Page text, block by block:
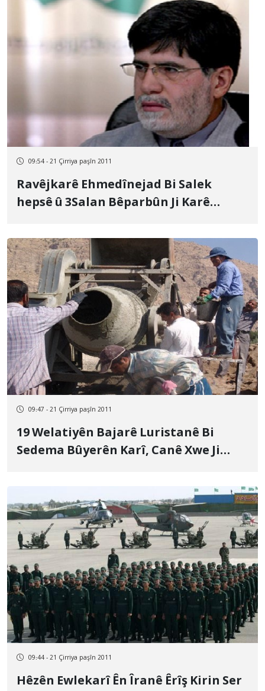
09:54 - 21 Çirriya paşîn 2011
Ravêjkarê Ehmedînejad Bi Salek
hepsê û 3Salan Bêparbûn Ji Karê
09:47 - 21 Çirriya paşîn 2011
19 Welatiyên Bajarê Luristanê Bi
Sedema Bûyerên Karî, Canê Xwe Ji
09:44 - 21 Çirriya paşîn 2011
Hêzên Ewlekarî Ên Îranê Êrîş Kirin Ser